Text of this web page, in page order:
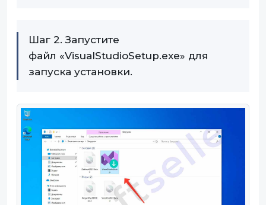
Шаг 2. Запустите
файл «VisualStudioSetup.exe» для
запуска установки.